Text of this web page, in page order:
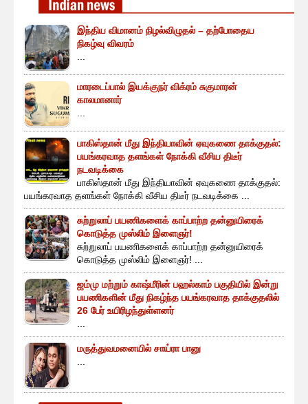
இந்திய விமானம் நிழல்விழுதல் – தற்போதைய
நிகழ்வு விவரம்
...
மாரடைப்பால் இயக்குநர் விக்ரம் சுகுமாரன்
காலமானார்
...
பாகிஸ்தான் மீது இந்தியாவின் ஏவுகணை தாக்குதல்:
பயங்கரவாத தளங்கள் நோக்கி வீசிய திடீர்
நடவடிக்கை
பாகிஸ்தான் மீது இந்தியாவின் ஏவுகணை தாக்குதல்:
பயங்கரவாத தளங்கள் நோக்கி வீசிய திடீர் நடவடிக்கை ...
சுற்றுலாப் பயணிகளைக் காப்பாற்ற தன்னுயிரைக்
கொடுத்த முஸ்லிம் இளைஞர்!
சுற்றுலாப் பயணிகளைக் காப்பாற்ற தன்னுயிரைக்
கொடுத்த முஸ்லிம் இளைஞர்! ...
ஜம்மு மற்றும் காஷ்மீரின் பஹல்காம் பகுதியில் இன்று
பயணிகளின் மீது நிகழ்ந்த பயங்கரவாத தாக்குதலில்
26 பேர் உயிரிழந்துள்ளனர்
...
மருத்துவமனையில் சாய்ரா பானு
...